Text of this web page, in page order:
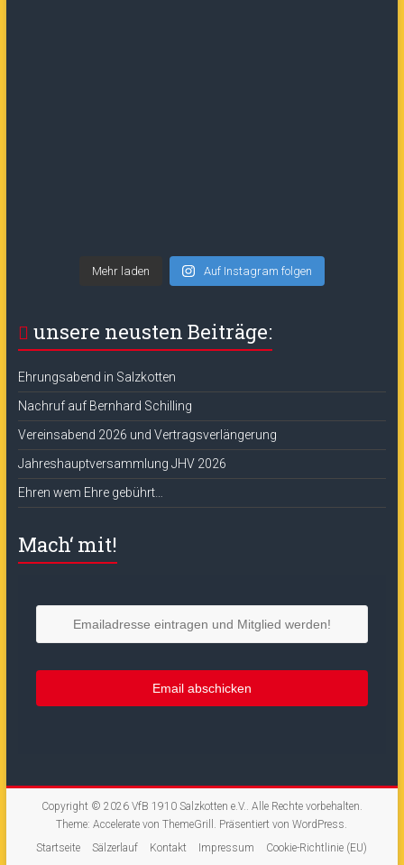
Mehr laden Auf Instagram folgen
unsere neusten Beiträge:
Ehrungsabend in Salzkotten
Nachruf auf Bernhard Schilling
Vereinsabend 2026 und Vertragsverlängerung
Jahreshauptversammlung JHV 2026
Ehren wem Ehre gebührt…
Mach‘ mit!
Copyright © 2026 VfB 1910 Salzkotten e.V.. Alle Rechte vorbehalten.
Theme:Accelerate von ThemeGrill. Präsentiert vonWordPress.
Startseite
Sälzerlauf Kontakt Impressum Cookie-Richtlinie (EU)